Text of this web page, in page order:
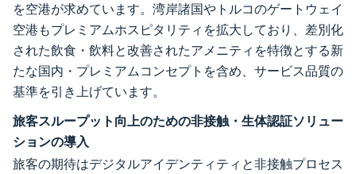
を空港が求めています。湾岸諸国やトルコのゲートウェイ
空港もプレミアムホスピタリティを拡大しており、差別化
された飲食・飲料と改善されたアメニティを特徴とする新
たな国内・プレミアムコンセプトを含め、サービス品質の
基準を引き上げています。
旅客スループット向上のための非接触・生体認証ソリュー
ションの導入
旅客の期待はデジタルアイデンティティと非接触プロセス